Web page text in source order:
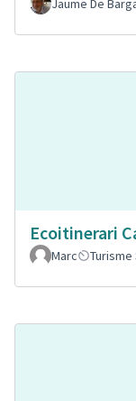
Jaume De
Ecoitinerari
Marc